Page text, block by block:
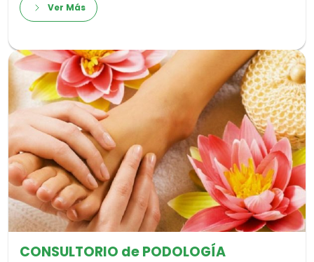
Ver Más
CONSULTORIO de PODOLOGÍA